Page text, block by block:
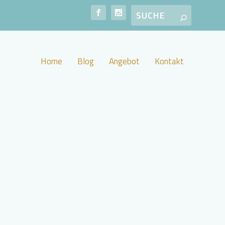
Home Blog Angebot Kontakt